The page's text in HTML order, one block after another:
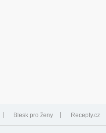
Blesk pro ženy Recepty.cz